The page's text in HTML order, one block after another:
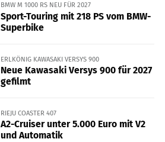
BMW M 1000 RS NEU FÜR 2027
Sport-Touring mit 218 PS vom BMW-
Superbike
ERLKÖNIG KAWASAKI VERSYS 900
Neue Kawasaki Versys 900 für 2027
gefilmt
RIEJU COASTER 407
A2-Cruiser unter 5.000 Euro mit V2
und Automatik